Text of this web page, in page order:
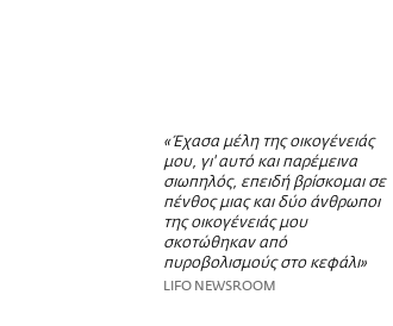
«Έχασα μέλη της οικογένειάς
μου, γι' αυτό και παρέμεινα
σιωπηλός, επειδή βρίσκομαι σε
πένθος μιας και δύο άνθρωποι
της οικογένειάς μου
σκοτώθηκαν από
πυροβολισμούς στο κεφάλι»
LIFO NEWSROOM